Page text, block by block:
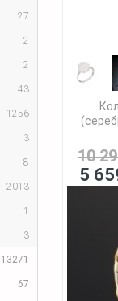
27
2
2
43
1256
3
8
2013
1
3
13271
67
10
5